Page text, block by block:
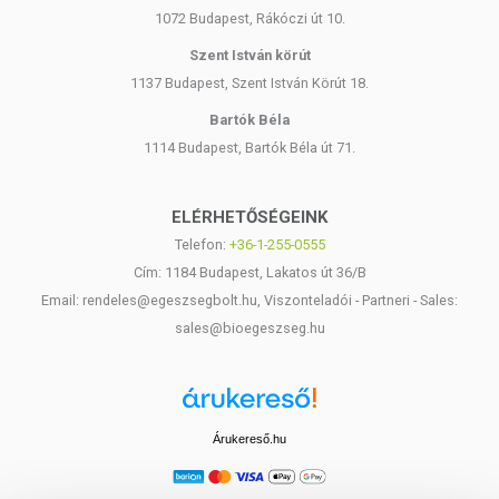
TOVÁBBI TUDNIVALÓK A TERMÉKRŐL:
az olaj zavarossá válhat, de ez nem befolyásolja a minőségét.
1072 Budapest, Rákóczi út 10.
Szent István körút
1137 Budapest, Szent István Körút 18.
Bartók Béla
1114 Budapest, Bartók Béla út 71.
ELÉRHETŐSÉGEINK
Telefon: +36-1-255-0555
Cím: 1184 Budapest, Lakatos út 36/B
Email: rendeles@egeszsegbolt.hu, Viszonteladói - Partneri - Sales:
sales@bioegeszseg.hu
Árukereső.hu